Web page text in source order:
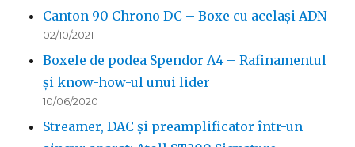
Canton 90 Chrono DC – Boxe cu același ADN
02/10/2021
Boxele de podea Spendor A4 – Rafinamentul
și know-how-ul unui lider
10/06/2020
Streamer, DAC și preamplificator într-un